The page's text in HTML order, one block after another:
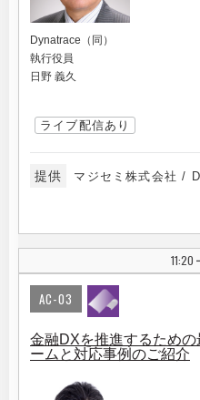
Dynatrace（同）
執行役員
日野 義久
ライブ配信あり
提供 マジセミ株式会社 /
11:20
AC-03
金融DXを推進するため
ームと対応事例のご紹介